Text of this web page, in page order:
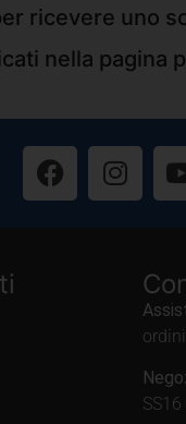
ricevere uno
nella pagina